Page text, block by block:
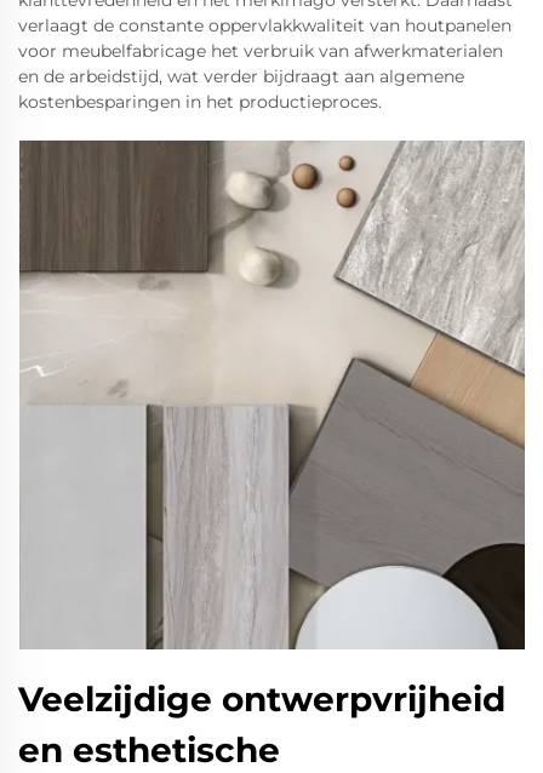
verlaagt de constante oppervlakkwaliteit van houtpanelen
voor meubelfabricage het verbruik van afwerkmaterialen
en de arbeidstijd, wat verder bijdraagt aan algemene
kostenbesparingen in het productieproces.
Veelzijdige ontwerpvrijheid
en esthetische